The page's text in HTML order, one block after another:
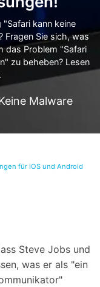
Anmelden
"Safari kann keine
Fragen Sie sich, was
das Problem "Safari
zu beheben? Lesen
Malware
für iOS und Android
Steve Jobs und
was er als "ein